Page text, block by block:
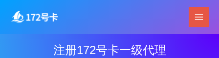
内
Main
注册172号卡一级代理